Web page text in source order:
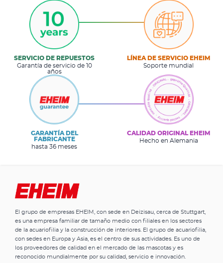
SERVICIO DE REPUESTOS
Garantía de servicio de 10
años
LÍNEA DE SERVICIO EHEIM
Soporte mundial
GARANTÍA DEL
FABRICANTE
hasta 36 meses
CALIDAD ORIGINAL EHEIM
Hecho en Alemania
El grupo de empresas EHEIM, con sede en Deizisau, cerca de Stuttgart,
es una empresa familiar de tamaño medio con filiales en los sectores
de la acuariofilia y la construcción de interiores. El grupo de acuariofilia,
con sedes en Europa y Asia, es el centro de sus actividades. Es uno de
los proveedores de calidad en el mercado de las mascotas y es
reconocido mundialmente por su calidad, servicio e innovación.